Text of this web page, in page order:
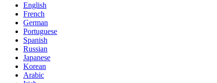
English
French
German
Portuguese
Spanish
Russian
Japanese
Korean
Arabic